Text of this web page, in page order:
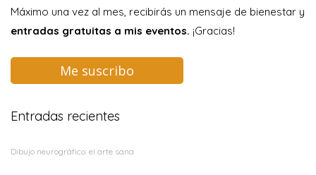
Máximo una vez al mes, recibirás un mensaje de bienestar y
entradas gratuitas a mis eventos. ¡Gracias!
Me suscribo
Entradas recientes
Dibujo neurográfico: el arte sana